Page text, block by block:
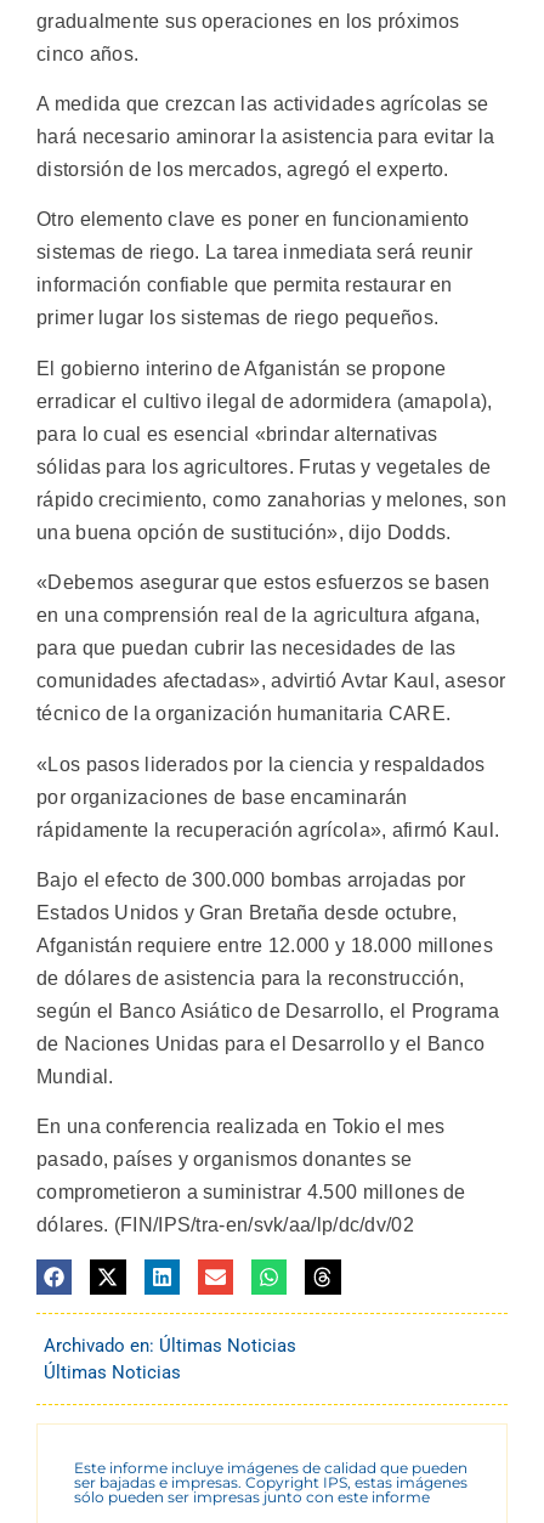
gradualmente sus operaciones en los próximos
cinco años.
A medida que crezcan las actividades agrícolas se
hará necesario aminorar la asistencia para evitar la
distorsión de los mercados, agregó el experto.
Otro elemento clave es poner en funcionamiento
sistemas de riego. La tarea inmediata será reunir
información confiable que permita restaurar en
primer lugar los sistemas de riego pequeños.
El gobierno interino de Afganistán se propone
erradicar el cultivo ilegal de adormidera (amapola),
para lo cual es esencial «brindar alternativas
sólidas para los agricultores. Frutas y vegetales de
rápido crecimiento, como zanahorias y melones, son
una buena opción de sustitución», dijo Dodds.
«Debemos asegurar que estos esfuerzos se basen
en una comprensión real de la agricultura afgana,
para que puedan cubrir las necesidades de las
comunidades afectadas», advirtió Avtar Kaul, asesor
técnico de la organización humanitaria CARE.
«Los pasos liderados por la ciencia y respaldados
por organizaciones de base encaminarán
rápidamente la recuperación agrícola», afirmó Kaul.
Bajo el efecto de 300.000 bombas arrojadas por
Estados Unidos y Gran Bretaña desde octubre,
Afganistán requiere entre 12.000 y 18.000 millones
de dólares de asistencia para la reconstrucción,
según el Banco Asiático de Desarrollo, el Programa
de Naciones Unidas para el Desarrollo y el Banco
Mundial.
En una conferencia realizada en Tokio el mes
pasado, países y organismos donantes se
comprometieron a suministrar 4.500 millones de
dólares. (FIN/IPS/tra-en/svk/aa/lp/dc/dv/02
Archivado en: Últimas Noticias
Últimas Noticias
Este informe incluye imágenes de calidad que pueden
ser bajadas e impresas. Copyright IPS, estas imágenes
sólo pueden ser impresas junto con este informe